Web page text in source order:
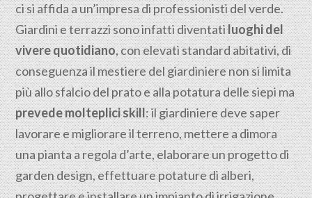
ci si affida a un’impresa di professionisti del verde.
Giardini e terrazzi sono infatti diventatiluoghi del
vivere quotidiano, con elevati standard abitativi, di
conseguenza il mestiere del giardiniere non si limita
più allo sfalcio del prato e alla potatura delle siepi ma
prevede molteplici skill: il giardiniere deve saper
lavorare e migliorare il terreno, mettere a dimora
una pianta a regola d’arte, elaborare un progetto di
garden design, effettuare potature di alberi,